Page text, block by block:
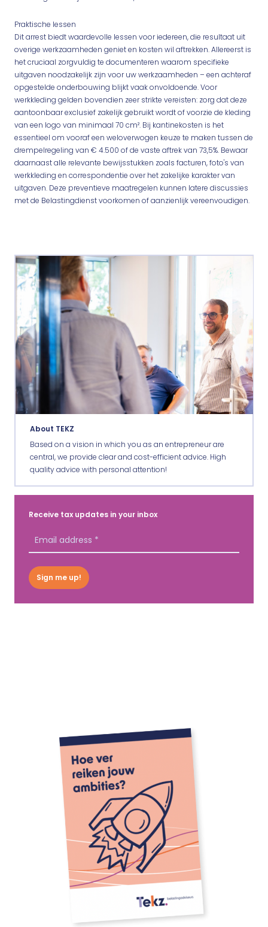
Praktische lessen
Dit arrest biedt waardevolle lessen voor iedereen, die resultaat uit
overige werkzaamheden geniet en kosten wil aftrekken. Allereerst is
het cruciaal zorgvuldig te documenteren waarom specifieke
uitgaven noodzakelijk zijn voor uw werkzaamheden – een achteraf
opgestelde onderbouwing blijkt vaak onvoldoende. Voor
werkkleding gelden bovendien zeer strikte vereisten: zorg dat deze
aantoonbaar exclusief zakelijk gebruikt wordt of voorzie de kleding
van een logo van minimaal 70 cm². Bij kantinekosten is het
essentieel om vooraf een weloverwogen keuze te maken tussen de
drempelregeling van € 4.500 of de vaste aftrek van 73,5%. Bewaar
daarnaast alle relevante bewijsstukken zoals facturen, foto's van
werkkleding en correspondentie over het zakelijke karakter van
uitgaven. Deze preventieve maatregelen kunnen latere discussies
met de Belastingdienst voorkomen of aanzienlijk vereenvoudigen.
About TEKZ
Based on a vision in which you as an entrepreneur are
central, we provide clear and cost-efficient advice. High
quality advice with personal attention!
Receive tax updates in your inbox
Sign me up!